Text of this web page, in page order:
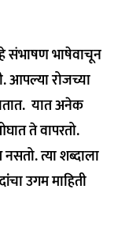
संभाषण भाषेवाचून
आपल्या रोजच्या
यात अनेक
ते वापरतो.
त्या शब्दाला
उगम माहिती